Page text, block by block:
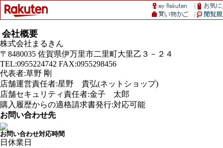
会社概要
株式会社まるきん
〒8480035 佐賀県伊万里市二里町大里乙３－２４
TEL:0955224742 FAX:0955298456
代表者:草野 剛
店舗運営責任者:星野 貴弘(ネットショップ)
店舗セキュリティ責任者:金子 太郎
購入履歴からの適格請求書発行:対応可能
お問い合わせ先
お問い合わせ対応時間
日 休業日